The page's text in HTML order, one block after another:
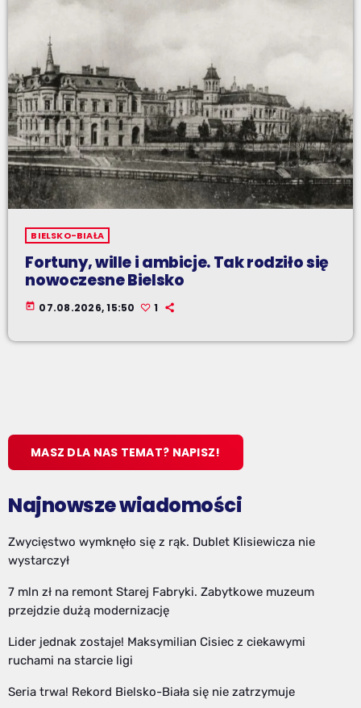
BIELSKO-BIAŁA
Fortuny, wille i ambicje. Tak rodziło się
nowoczesne Bielsko
today 07.08.2026, 15:50 1
MASZ DLA NAS TEMAT? NAPISZ!
Najnowsze wiadomości
Zwycięstwo wymknęło się z rąk. Dublet Klisiewicza nie
wystarczył
7 mln zł na remont Starej Fabryki. Zabytkowe muzeum
przejdzie dużą modernizację
Lider jednak zostaje! Maksymilian Cisiec z ciekawymi
ruchami na starcie ligi
Seria trwa! Rekord Bielsko-Biała się nie zatrzymuje